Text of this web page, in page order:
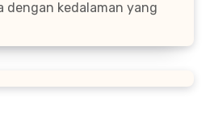
dengan kedalaman yang